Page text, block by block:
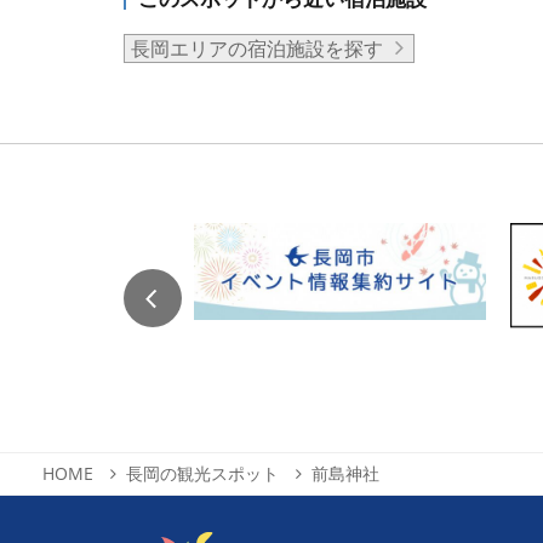
長岡エリアの宿泊施設を探す
HOME 長岡の観光スポット 前島神社